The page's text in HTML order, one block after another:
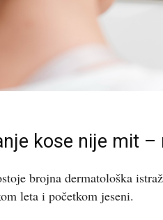
kose nije mit
brojna dermatološka
leta i početkom jeseni.